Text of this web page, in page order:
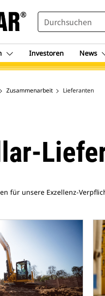
SEARCH
Investoren News
Zusammenarbeit Lieferanten
für unsere Exzellenz-